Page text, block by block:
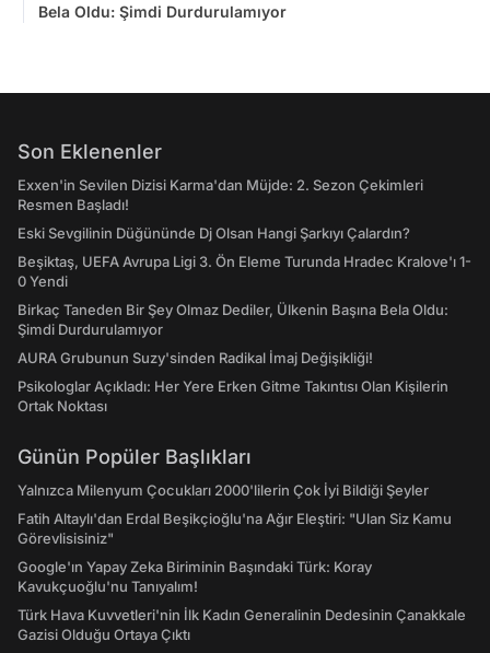
Bela Oldu: Şimdi Durdurulamıyor
Son Eklenenler
Exxen'in Sevilen Dizisi Karma'dan Müjde: 2. Sezon Çekimleri
Resmen Başladı!
Eski Sevgilinin Düğününde Dj Olsan Hangi Şarkıyı Çalardın?
Beşiktaş, UEFA Avrupa Ligi 3. Ön Eleme Turunda Hradec Kralove'ı 1-
0 Yendi
Birkaç Taneden Bir Şey Olmaz Dediler, Ülkenin Başına Bela Oldu:
Şimdi Durdurulamıyor
AURA Grubunun Suzy'sinden Radikal İmaj Değişikliği!
Psikologlar Açıkladı: Her Yere Erken Gitme Takıntısı Olan Kişilerin
Ortak Noktası
Günün Popüler Başlıkları
Yalnızca Milenyum Çocukları 2000'lilerin Çok İyi Bildiği Şeyler
Fatih Altaylı'dan Erdal Beşikçioğlu'na Ağır Eleştiri: "Ulan Siz Kamu
Görevlisisiniz"
Google'ın Yapay Zeka Biriminin Başındaki Türk: Koray
Kavukçuoğlu'nu Tanıyalım!
Türk Hava Kuvvetleri'nin İlk Kadın Generalinin Dedesinin Çanakkale
Gazisi Olduğu Ortaya Çıktı